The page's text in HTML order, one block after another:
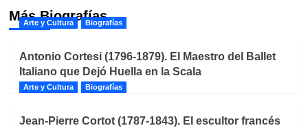
Más Biografías
Arte y Cultura Biografías
Antonio Cortesi (1796-1879). El Maestro del Ballet
Italiano que Dejó Huella en la Scala
Arte y Cultura Biografías
Jean-Pierre Cortot (1787-1843). El escultor francés